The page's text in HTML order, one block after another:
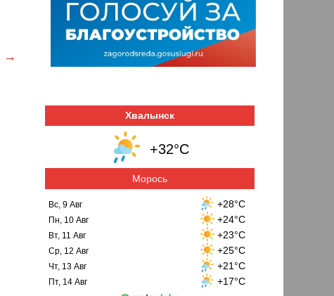
→
Хвалынск
+32°C
Морось
Вс, 9 Авг +28°C
Пн, 10 Авг +24°C
Вт, 11 Авг +23°C
Ср, 12 Авг +25°C
Чт, 13 Авг +21°C
Пт, 14 Авг +17°C